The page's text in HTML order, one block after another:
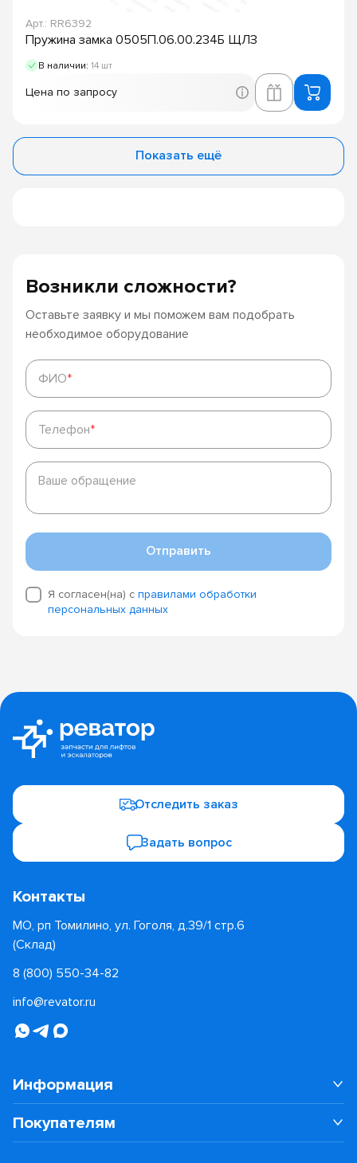
Арт.: RR6392
Пружина замка 0505П.06.00.234Б ЩЛЗ
В наличии: 14 шт
Цена по запросу
Показать ещё
Возникли сложности?
Оставьте заявку и мы поможем вам подобрать
необходимое оборудование
ФИО*
ФИО*
Телефон*
Телефон*
Ваше
обращение
Ваше обращение
Отправить
Я согласен(на) с правилами обработки
персональных данных
Отследить заказ
Задать вопрос
Контакты
МО, рп Томилино, ул. Гоголя, д.39/1 стр.6
(Склад)
8 (800) 550-34-82
info@revator.ru
Информация
Покупателям